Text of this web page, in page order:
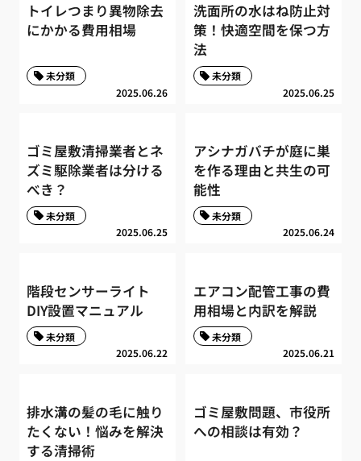
トイレつまり異物除去
にかかる費用相場
2025.06.26
未分類
洗面所の水はね防止対
策！快適空間を保つ方
法
2025.06.25
未分類
ゴミ屋敷清掃業者とネ
ズミ駆除業者は分ける
べき？
2025.06.25
未分類
アシナガバチが庭に巣
を作る理由と共生の可
能性
2025.06.24
未分類
階段センサーライト
DIY設置マニュアル
2025.06.22
未分類
エアコン配管工事の費
用相場と内訳を解説
2025.06.21
未分類
排水溝の髪の毛に触り
たくない！悩みを解決
する清掃術
ゴミ屋敷問題、市役所
への相談は有効？